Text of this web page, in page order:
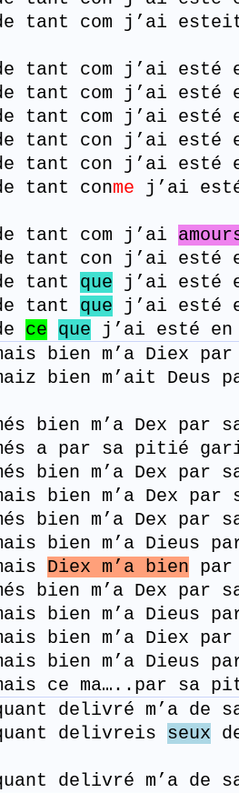
tant com j’ai
tant com j’ai
tant com j’ai
tant com j’ai esté
tant con j’ai esté
tant con j’ai
tant conme j’ai
tant com j’ai
tant con j’ai
tant que j’ai esté
tant que j’ai esté
ce que j’ai esté
bien m’a Diex
bien m’ait Deus
bien m’a Dex par
més a par
bien m’a Dex par
bien m’a Dex
bien m’a Dex
bien m’a Dieus
Diex m’a bien
bien m’a Dex
bien m’a Dieus
bien m’a Diex
bien m’a Dieus
ce ma…..par sa
delivré m’a de
delivreis seux
delivré m’a de